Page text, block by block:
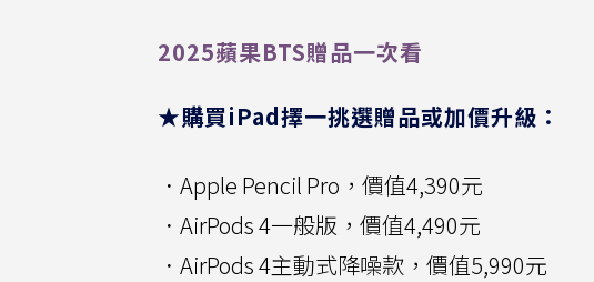
2025蘋果BTS贈品一次看
★購買iPad擇一挑選贈品或加價升級：
．Apple Pencil Pro，價值4,390元
．AirPods 4一般版，價值4,490元
．AirPods 4主動式降噪款，價值5,990元